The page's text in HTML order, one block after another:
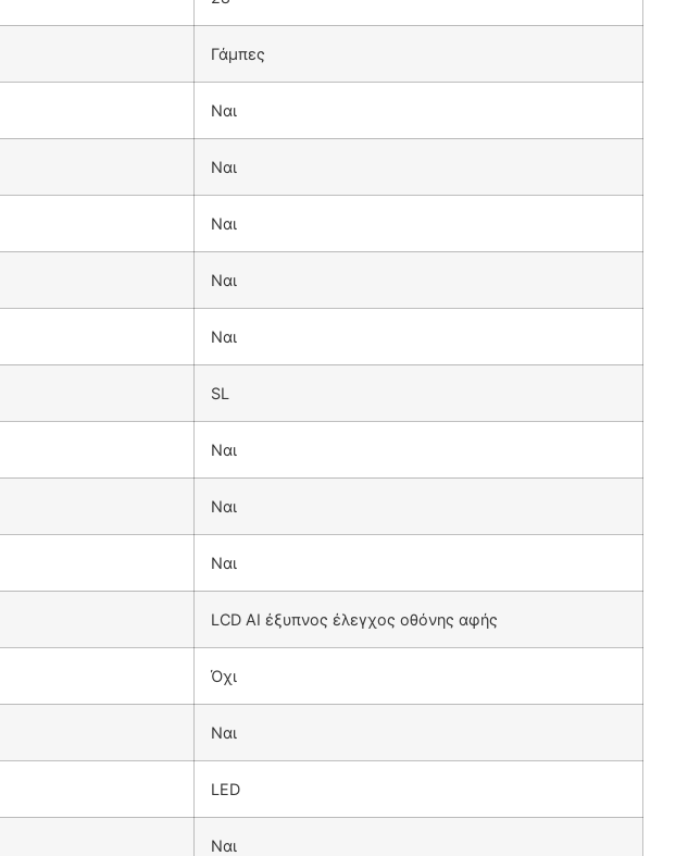
Γάμπες
Ναι
Ναι
Ναι
Ναι
Ναι
SL
Ναι
Ναι
Ναι
LCD AI έξυπνος έλεγχος οθόνης αφής
Όχι
Ναι
LED
Ναι